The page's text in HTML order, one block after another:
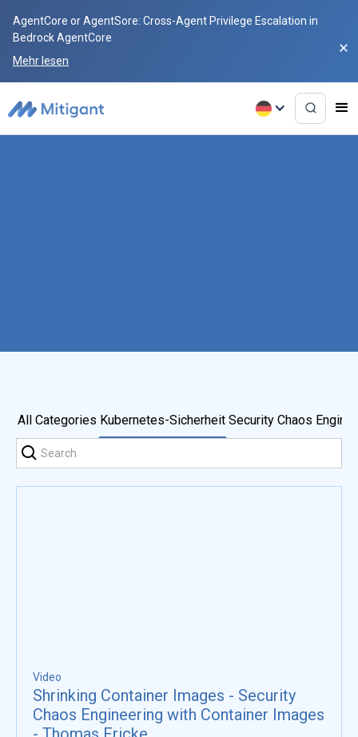
AgentCore or AgentSore: Cross-Agent Privilege Escalation in
Bedrock AgentCore
Mehr lesen
All Categories Kubernetes-Sicherheit Security Chaos
Video
Shrinking Container Images - Security
Chaos Engineering with Container Images